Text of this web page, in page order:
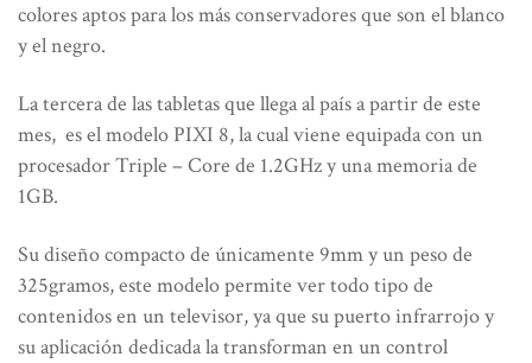
colores aptos para los más conservadores que son el blanco
y el negro.
La tercera de las tabletas que llega al país a partir de este
mes, es el modelo PIXI 8, la cual viene equipada con un
procesador Triple – Core de 1.2GHz y una memoria de
1GB.
Su diseño compacto de únicamente 9mm y un peso de
325gramos, este modelo permite ver todo tipo de
contenidos en un televisor, ya que su puerto infrarrojo y
su aplicación dedicada la transforman en un control